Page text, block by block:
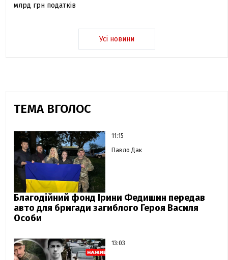
млрд грн податків
Усі новини
ТЕМА ВГОЛОС
11:15
Павло Дак
Благодійний фонд Ірини Федишин передав
авто для бригади загиблого Героя Василя
Особи
13:03